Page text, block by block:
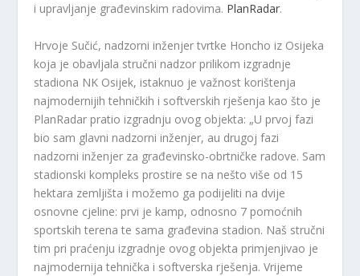
i upravljanje građevinskim radovima. PlanRadar.
Hrvoje Sučić, nadzorni inženjer tvrtke Honcho iz Osijeka
koja je obavljala stručni nadzor prilikom izgradnje
stadiona NK Osijek, istaknuo je važnost korištenja
najmodernijih tehničkih i softverskih rješenja kao što je
PlanRadar pratio izgradnju ovog objekta: „U prvoj fazi
bio sam glavni nadzorni inženjer, au drugoj fazi
nadzorni inženjer za građevinsko-obrtničke radove. Sam
stadionski kompleks prostire se na nešto više od 15
hektara zemljišta i možemo ga podijeliti na dvije
osnovne cjeline: prvi je kamp, ​​odnosno 7 pomoćnih
sportskih terena te sama građevina stadion. Naš stručni
tim pri praćenju izgradnje ovog objekta primjenjivao je
najmodernija tehnička i softverska rješenja. Vrijeme